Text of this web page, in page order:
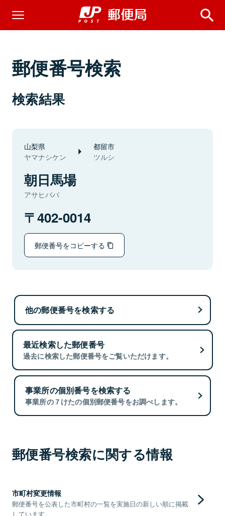
郵便番号検索
検索結果
山梨県
ヤマナシケン
都留市
ツルシ
朝日馬場
アサヒババ
402-0014
郵便番号をコピーする
他の郵便番号を検索する
最近検索した郵便番号
過去に検索した郵便番号をご覧いただけます。
事業所の個別番号を検索する
事業所の７けたの個別郵便番号をお調べします。
郵便番号検索に関する情報
市町村変更情報
郵便番号を公表した市町村の一覧を実施日の新しい順に掲載
しています。